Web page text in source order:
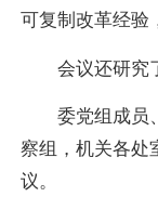
可复制改革经验
会议还研究了
委党组成员、
察组，机关各处
议。